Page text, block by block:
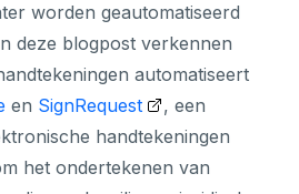
worden geautomatiseerd
deze blogpost verkennen
automatiseert
en SignRequest
, een
handtekeningen
het ondertekenen van